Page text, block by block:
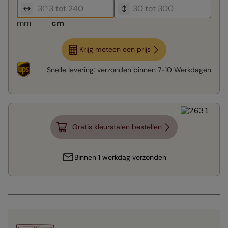
mm cm
Krijg meteen een prijs
Snelle levering: verzonden binnen 7-10 Werkdagen
Gratis kleurstalen bestellen
Binnen 1 werkdag verzonden